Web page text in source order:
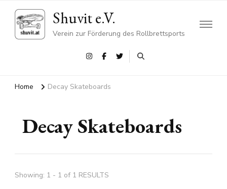
Shuvit e.V.
Verein zur Förderung des Rollbrettsports
Home Decay Skateboards
Decay Skateboards
Showing: 1 - 1 of 1 RESULTS